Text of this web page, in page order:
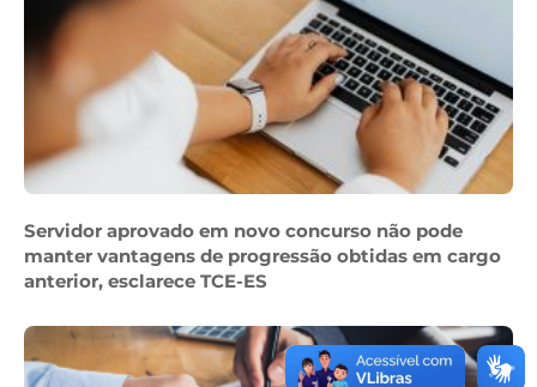
Servidor aprovado em novo concurso não pode
manter vantagens de progressão obtidas em cargo
anterior, esclarece TCE-ES